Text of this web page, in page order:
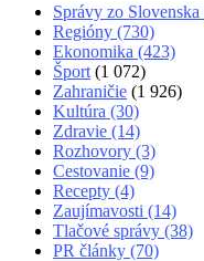
Správy zo Slovenska
Regióny (730)
Ekonomika (423)
Šport (1 072)
Zahraničie (1 926)
Kultúra (30)
Zdravie (14)
Rozhovory (3)
Cestovanie (9)
Recepty (4)
Zaujímavosti (14)
Tlačové správy (38)
PR články (70)